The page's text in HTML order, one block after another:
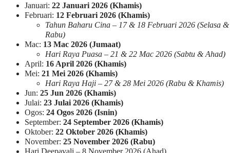
Januari: 22 Januari 2026 (Khamis)
Februari: 12 Februari 2026 (Khamis)
Tahun Baharu Cina – 17 & 18 Februari 2026 (Selasa &
Rabu)
Mac: 13 Mac 2026 (Jumaat)
Hari Raya Puasa – 21 & 22 Mac 2026 (Sabtu & Ahad)
April: 16 April 2026 (Khamis)
Mei: 21 Mei 2026 (Khamis)
Hari Raya Haji – 27 & 28 Mei 2026 (Rabu & Khamis)
Jun: 25 Jun 2026 (Khamis)
Julai: 23 Julai 2026 (Khamis)
Ogos: 24 Ogos 2026 (Isnin)
September: 24 September 2026 (Khamis)
Oktober: 22 Oktober 2026 (Khamis)
November: 25 November 2026 (Rabu)